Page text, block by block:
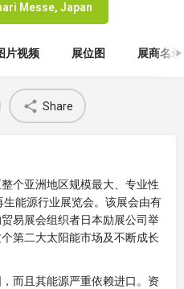
Messe, Japan
片视频 展位图 展商名录
Share
个亚洲地区规模最大、专业性
能源行业展览会。该展会由有
易展会组织者日本励展公司举
第二大太阳能市场及不断成长
而且其能源严重依赖进口。资